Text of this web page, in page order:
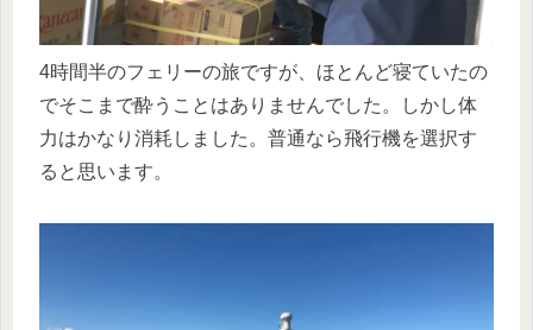
4時間半のフェリーの旅ですが、ほとんど寝ていたの
でそこまで酔うことはありませんでした。しかし体
力はかなり消耗しました。普通なら飛行機を選択す
ると思います。